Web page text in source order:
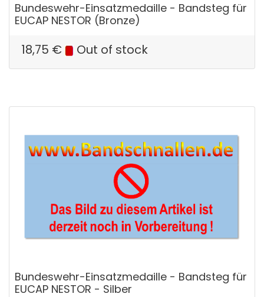
Bundeswehr-Einsatzmedaille - Bandsteg für
EUCAP NESTOR (Bronze)
18,75 € Out of stock
Bundeswehr-Einsatzmedaille - Bandsteg für
EUCAP NESTOR - Silber